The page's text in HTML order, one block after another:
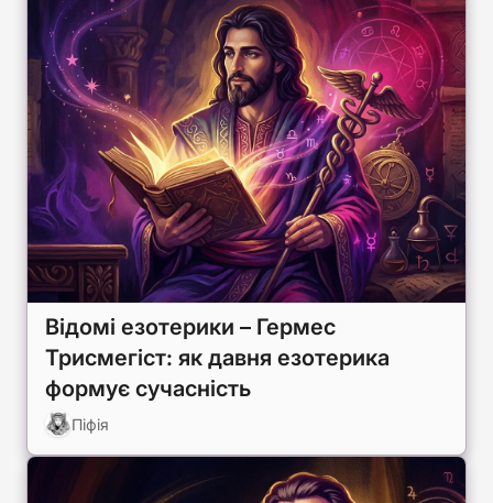
Відомі езотерики – Гермес
Трисмегіст: як давня езотерика
формує сучасність
Піфія